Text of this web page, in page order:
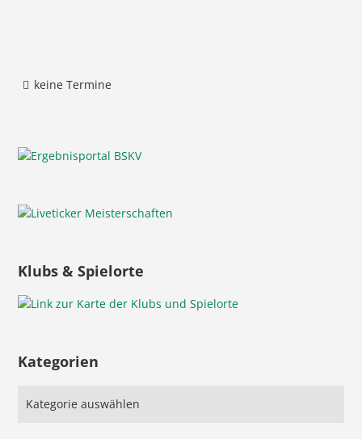
keine Termine
Klubs & Spielorte
Kategorien